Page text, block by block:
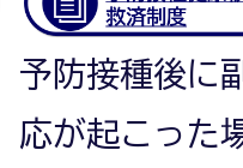
予防接種後に
応が起こった